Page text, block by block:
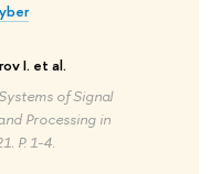
I. et al.
of Signal
Processing in
P. 1-4.